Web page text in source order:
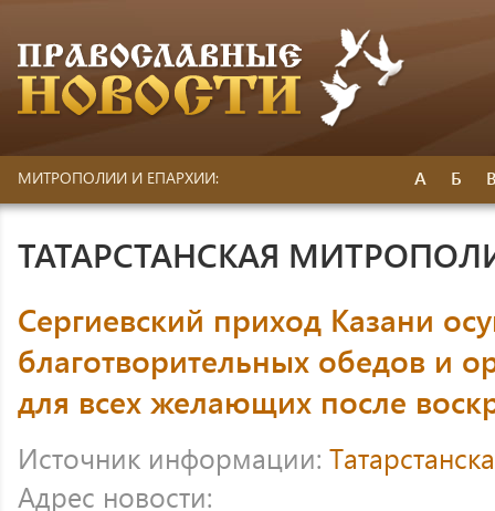
МИТРОПОЛИИ И ЕПАРХИИ: А Б
ТАТАРСТАНСКАЯ
Сергиевский приход Казани
благотворительных обедов и
для всех желающих после
Источник информации:
Адрес новости: